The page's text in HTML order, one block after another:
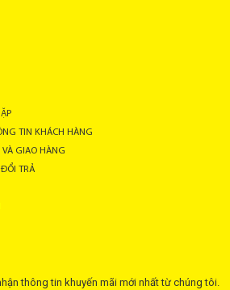
TIN KHÁCH HÀNG
VÀ GIAO HÀNG
TRẢ
thông tin khuyến mãi mới nhất từ chúng tôi.